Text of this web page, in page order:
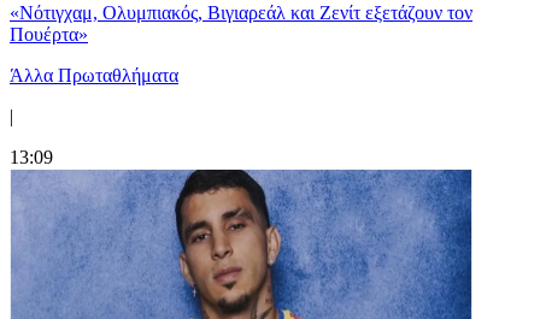
«Νότιγχαμ, Ολυμπιακός, Βιγιαρεάλ και Ζενίτ εξετάζουν τον
Πουέρτα»
Άλλα Πρωταθλήματα
|
13:09